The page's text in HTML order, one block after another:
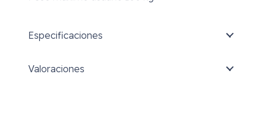
Especificaciones
Valoraciones